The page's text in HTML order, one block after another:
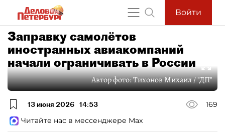
Войти
Заправку самолётов
иностранных авиакомпаний
начали ограничивать в России
Автор фото:Тихонов Михаил / "ДП"
13 июня 2026 14:53
169
Читайте нас в мессенджере Max